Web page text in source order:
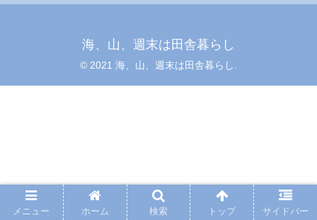
海、山、週末は田舎暮らし
© 2021 海、山、週末は田舎暮らし.
メニュー ホーム 検索 トップ サイドバー